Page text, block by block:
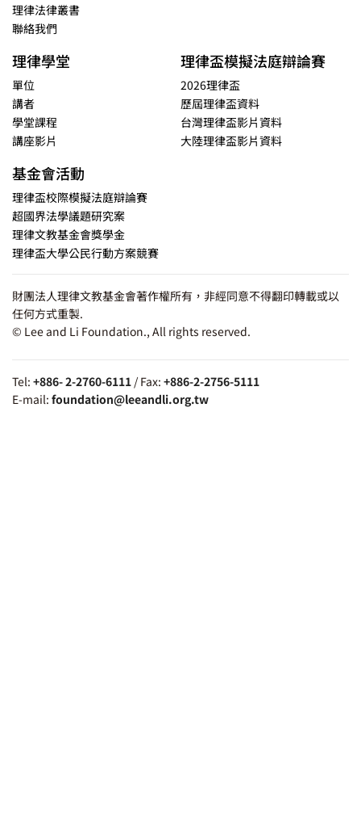
理律法律叢書
聯絡我們
理律學堂
單位
講者
學堂課程
講座影片
理律盃模擬法庭辯論賽
2026理律盃
歷屆理律盃資料
台灣理律盃影片資料
大陸理律盃影片資料
基金會活動
理律盃校際模擬法庭辯論賽
超國界法學議題研究案
理律文教基金會獎學金
理律盃大學公民行動方案競賽
財團法人理律文教基金會著作權所有，非經同意不得翻印轉載或以
任何方式重製.
© Lee and Li Foundation., All rights reserved.
Tel: +886- 2-2760-6111 / Fax: +886-2-2756-5111
E-mail: foundation@leeandli.org.tw